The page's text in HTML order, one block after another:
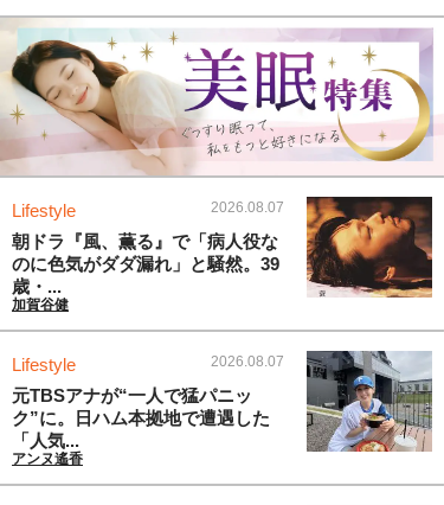
Lifestyle 2026.08.07
朝ドラ『風、薫る』で「病人役な
のに色気がダダ漏れ」と騒然。39
歳・...
加賀谷健
Lifestyle 2026.08.07
元TBSアナが“一人で猛パニッ
ク”に。日ハム本拠地で遭遇した
「人気...
アンヌ遙香